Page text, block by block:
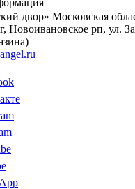
двор» Московская
Новоивановское рп, ул.